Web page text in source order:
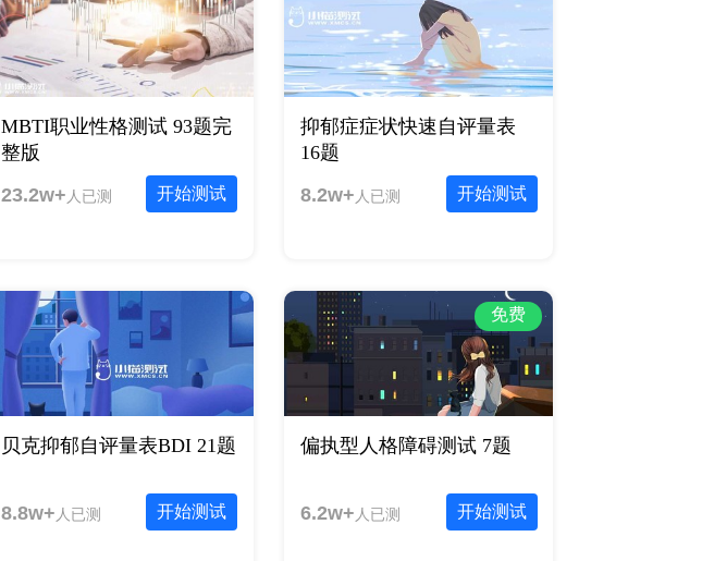
MBTI职业性格测试 93题完
整版
开始测试
23.2w+ 人已测
抑郁症症状快速自评量表
16题
开始测试
8.2w+ 人已测
贝克抑郁自评量表BDI 21题
开始测试
8.8w+ 人已测
免费
偏执型人格障碍测试 7题
开始测试
6.2w+ 人已测